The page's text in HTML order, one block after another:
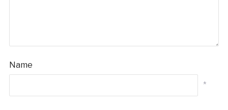
Name
*